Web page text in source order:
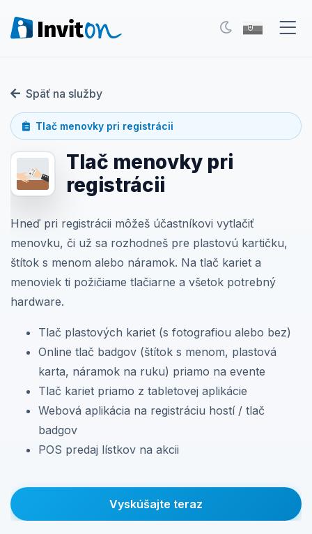
Naše služby
Blog
Eventy
FAQ
Kontakt
Prepnúť na tmavý režim
Späť na služby
Tlač menovky pri registrácii
Tlač menovky pri
registrácii
Hneď pri registrácii môžeš účastníkovi vytlačiť
menovku, či už sa rozhodneš pre plastovú kartičku,
štítok s menom alebo náramok. Na tlač kariet a
menoviek ti požičiame tlačiarne a všetok potrebný
hardware.
Tlač plastových kariet (s fotografiou alebo bez)
Online tlač badgov (štítok s menom, plastová
karta, náramok na ruku) priamo na evente
Tlač kariet priamo z tabletovej aplikácie
Webová aplikácia na registráciu hostí / tlač
badgov
POS predaj lístkov na akcii
Vyskúšajte teraz